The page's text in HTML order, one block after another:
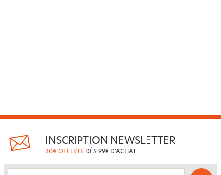
INSCRIPTION NEWSLETTER
30€ OFFERTS DÈS 99€ D'ACHAT